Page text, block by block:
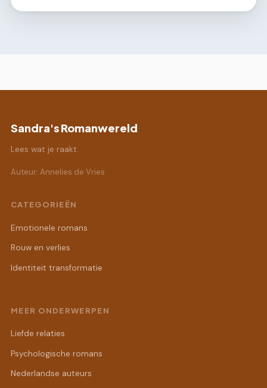
Sandra's Romanwereld
Lees wat je raakt.
Auteur: Annelies de Vries
CATEGORIEËN
Emotionele romans
Rouw en verlies
Identiteit transformatie
MEER ONDERWERPEN
Liefde relaties
Psychologische romans
Nederlandse auteurs